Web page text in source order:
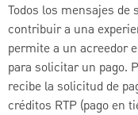
Todos los mensajes de
contribuir a una
permite a un acreedor
para solicitar un pago.
recibe la solicitud de
créditos RTP (pago en